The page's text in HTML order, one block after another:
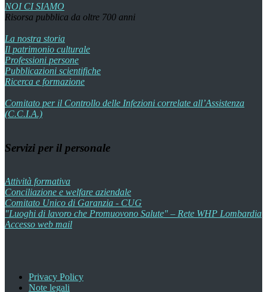
NOI CI SIAMO
Risorsa pubblica da oltre 700 anni
La nostra storia
Il patrimonio culturale
Professioni persone
Pubblicazioni scientifiche
Ricerca e formazione
Comitato per il Controllo delle Infezioni correlate all’Assistenza
(C.C.I.A.)
Servizi per il personale
Attività formativa
Conciliazione e welfare aziendale
Comitato Unico di Garanzia - CUG
"Luoghi di lavoro che Promuovono Salute" – Rete WHP Lombardia
Accesso web mail
Privacy Policy
Note legali